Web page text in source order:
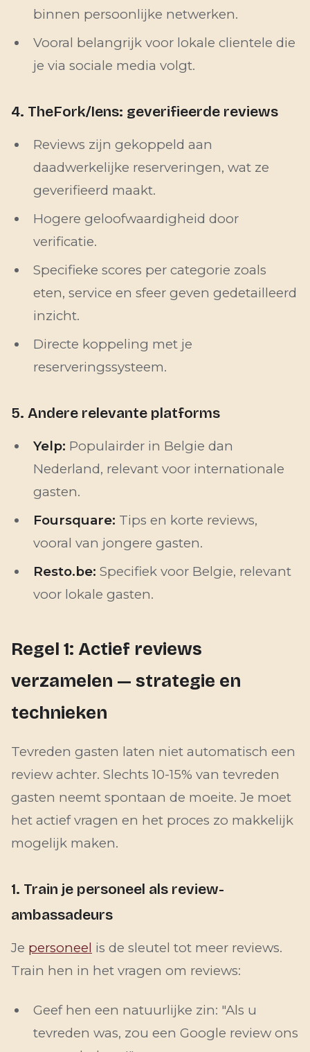
binnen persoonlijke netwerken.
Vooral belangrijk voor lokale clientele die
je via sociale media volgt.
4. TheFork/Iens: geverifieerde reviews
Reviews zijn gekoppeld aan
daadwerkelijke reserveringen, wat ze
geverifieerd maakt.
Hogere geloofwaardigheid door
verificatie.
Specifieke scores per categorie zoals
eten, service en sfeer geven gedetailleerd
inzicht.
Directe koppeling met je
reserveringssysteem.
5. Andere relevante platforms
Yelp: Populairder in Belgie dan
Nederland, relevant voor internationale
gasten.
Foursquare: Tips en korte reviews,
vooral van jongere gasten.
Resto.be: Specifiek voor Belgie, relevant
voor lokale gasten.
Regel 1: Actief reviews
verzamelen — strategie en
technieken
Tevreden gasten laten niet automatisch een
review achter. Slechts 10-15% van tevreden
gasten neemt spontaan de moeite. Je moet
het actief vragen en het proces zo makkelijk
mogelijk maken.
1. Train je personeel als review-
ambassadeurs
Je personeel is de sleutel tot meer reviews.
Train hen in het vragen om reviews:
Geef hen een natuurlijke zin: "Als u
tevreden was, zou een Google review ons